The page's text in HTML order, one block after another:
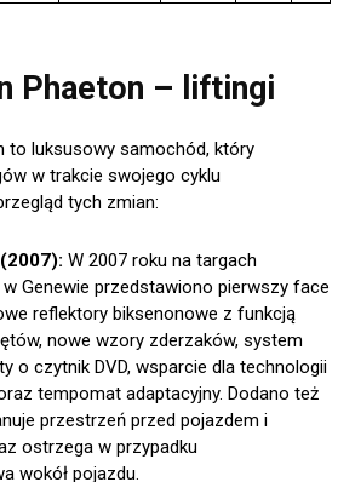
Phaeton – liftingi
to luksusowy samochód, który
w trakcie swojego cyklu
tych zmian:
W 2007 roku na targach
Genewie przedstawiono pierwszy face
reflektory biksenonowe z funkcją
nowe wzory zderzaków, system
o czytnik DVD, wsparcie dla technologii
tempomat adaptacyjny. Dodano też
przestrzeń przed pojazdem i
ostrzega w przypadku
wokół pojazdu.